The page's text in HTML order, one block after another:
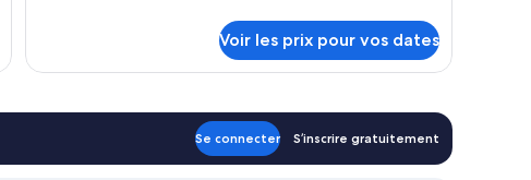
jardin
le
Familiale,
Voir les prix pour vos dates
Se connecter S’inscrire gratuitement